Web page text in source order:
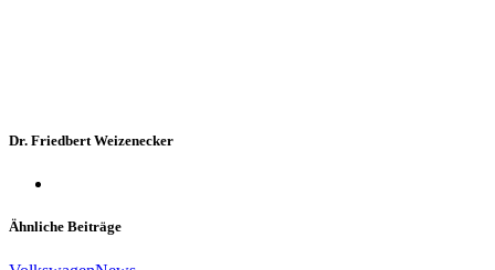
Dr. Friedbert Weizenecker
Ähnliche Beiträge